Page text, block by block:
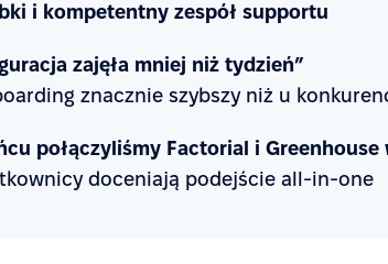
i kompetentny zespół supportu
zajęła mniej niż tydzień”
znacznie szybszy niż u
połączyliśmy Factorial i
doceniają podejście all-in-one